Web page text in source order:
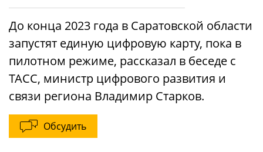
До конца 2023 года в Саратовской области
запустят единую цифровую карту, пока в
пилотном режиме, рассказал в беседе с
ТАСС, министр цифрового развития и
связи региона Владимир Старков.
Обсудить